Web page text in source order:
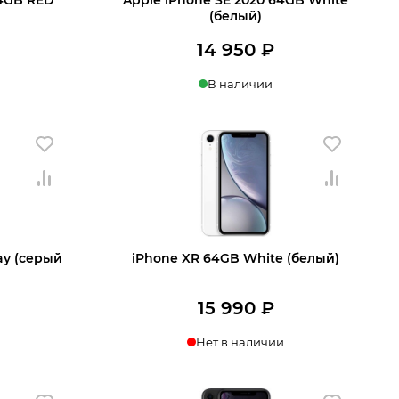
(белый)
14 950₽
В наличии
Купить в 1 клик В корзину
(серый
корзину
iPhone XR 64GB White (белый)
15 990 ₽
Нет в наличии
Узнать о поступлении